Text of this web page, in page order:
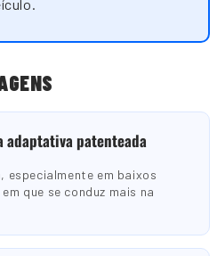
adaptativa patenteada
especialmente em baixos
que se conduz mais na